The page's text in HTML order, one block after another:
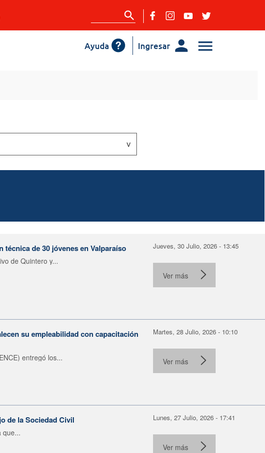
Ingresar
Ayuda
de 30 jóvenes en Valparaíso
de Quintero y...
Jueves, 30 Julio, 2026 - 13:45
Ver más
su empleabilidad con capacitación
entregó los...
Martes, 28 Julio, 2026 - 10:10
Ver más
de la Sociedad Civil
que...
Lunes, 27 Julio, 2026 - 17:41
Ver más